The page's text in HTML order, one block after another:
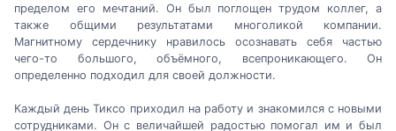
пределом его мечтаний. Он был поглощен трудом коллег, а
также общими результатами многоликой компании.
Магнитному сердечнику нравилось осознавать себя частью
чего-то большого, объёмного, всепроникающего. Он
определенно подходил для своей должности.
Каждый день Тиксо приходил на работу и знакомился с новыми
сотрудниками. Он с величайшей радостью помогал им и был